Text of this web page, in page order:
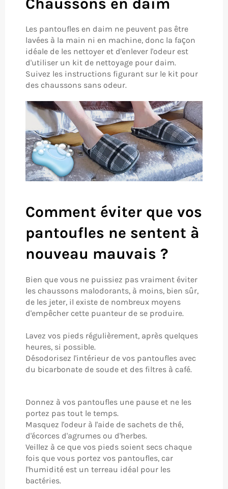
Les pantoufles en daim ne peuvent pas être
lavées à la main ni en machine, donc la façon
idéale de les nettoyer et d'enlever l'odeur est
d'utiliser un kit de nettoyage pour daim.
Suivez les instructions figurant sur le kit pour
des chaussons sans odeur.
Comment éviter que vos
pantoufles ne sentent à
nouveau mauvais ?
Bien que vous ne puissiez pas vraiment éviter
les chaussons malodorants, à moins, bien sûr,
de les jeter, il existe de nombreux moyens
d'empêcher cette puanteur de se produire.
Lavez vos pieds régulièrement, après quelques
heures, si possible.
Désodorisez l'intérieur de vos pantoufles avec
du bicarbonate de soude et des filtres à café.
Donnez à vos pantoufles une pause et ne les
portez pas tout le temps.
Masquez l'odeur à l'aide de sachets de thé,
d'écorces d'agrumes ou d'herbes.
Veillez à ce que vos pieds soient secs chaque
fois que vous portez vos pantoufles, car
l'humidité est un terreau idéal pour les
bactéries.